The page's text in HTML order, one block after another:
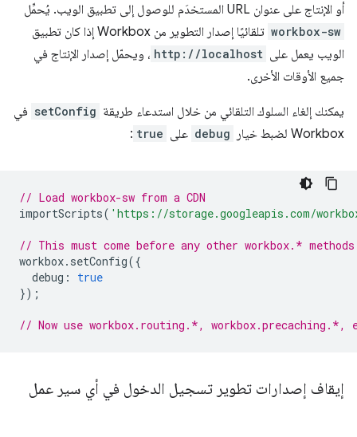
أو الإنتاج على عنوان URL المستخدَم للوصول إلى تطبيق الويب. يُحمِّل
workbox-sw
تلقائيًا إصدار التطوير من Workbox إذا كان تطبيق
الويب يعمل على http://localhost ، ويحمّل إصدار الإنتاج في
جميع الأوقات الأخرى.
يمكنك إلغاء السلوك التلقائي من خلال استدعاء طريقة setConfig في
Workbox لضبط خيار
debug على true
:
// Load workbox-sw from a CDN
importScripts( 'https://storage.googleapis.com/
// This must come before any other workbox.*
workbox. setConfig({
debug :
true
});
// Now use workbox.routing.*, workbox.precaching.*,
إيقاف إصدارات تطوير تسجيل الدخول في أي سير عمل